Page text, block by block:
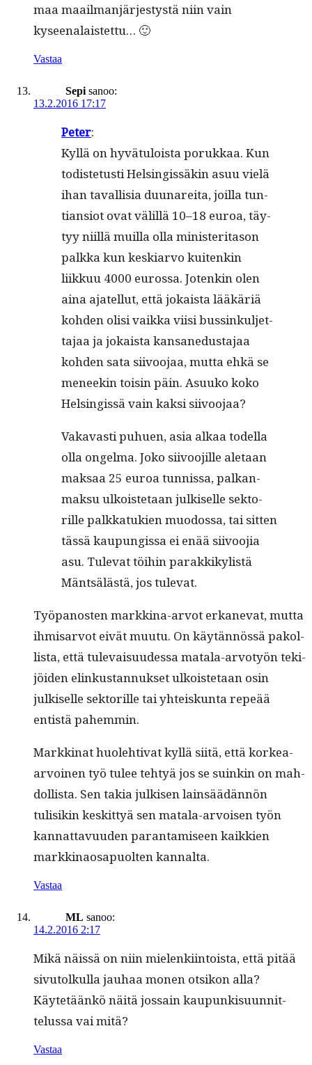
maa maail­man­järjestys­tä niin vain
kyseenalaistettu… 🙂
Vastaa
Sepi sanoo:
13.2.2016 17:17
Peter:
Kyl­lä on hyvä­tu­loista porukkaa. Kun
todis­te­tusti Helsingis­säkin asuu vielä
ihan taval­lisia duunare­i­ta, joil­la tun­
tian­siot ovat välil­lä 10–18 euroa, täy­
tyy niil­lä muil­la olla min­is­ter­i­ta­son
palk­ka kun keskiar­vo kuitenkin
liikkuu 4000 eurossa. Jotenkin olen
aina ajatel­lut, että jokaista lääkäriä
kohden olisi vaik­ka viisi bussinkul­jet­
ta­jaa ja jokaista kansane­dus­ta­jaa
kohden sata siivoo­jaa, mut­ta ehkä se
meneekin toisin päin. Asuuko koko
Helsingis­sä vain kak­si siivoojaa?
Vakavasti puhuen, asia alkaa todel­la
olla ongel­ma. Joko siivoo­jille ale­taan
mak­saa 25 euroa tun­nis­sa, palka­n­
mak­su ulkois­te­taan julkiselle sek­to­
rille palkkatukien muo­dos­sa, tai sit­ten
tässä kaupungis­sa ei enää siivoo­jia
asu. Tule­vat töi­hin parakkikylistä
Mäntsälästä, jos tulevat.
Työ­panos­ten markki­na-arvot erkanevat, mut­ta
ihmis­ar­vot eivät muu­tu. On käytän­nössä pakol­
lista, että tule­vaisu­udessa mata­la-arvo­työn tek­i­
jöi­den elinkus­tan­nuk­set ulkois­te­taan osin
julkiselle sek­to­rille tai yhteiskun­ta repeää
entistä pahemmin.
Markki­nat huole­hti­vat kyl­lä siitä, että korkea-
arvoinen työ tulee tehtyä jos se suinkin on mah­
dol­lista. Sen takia julkisen lain­säädän­nön
tulisikin keskit­tyä sen mata­la-arvoisen työn
kan­nat­tavu­u­den paran­tamiseen kaikkien
markki­naos­a­puolten kannalta.
Vastaa
ML sanoo:
14.2.2016 2:17
Mikä näis­sä on niin mie­lenki­in­toista, että pitää
sivu­tolkul­la jauhaa mon­en otsikon alla?
Käytetäänkö näitä jos­sain kaupunkisu­un­nit­
telus­sa vai mitä?
Vastaa